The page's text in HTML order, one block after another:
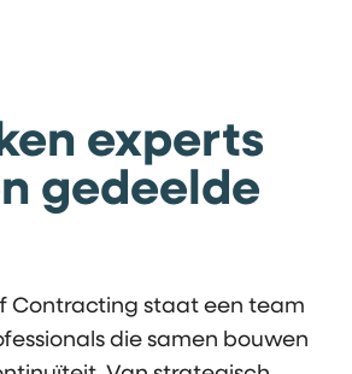
experts
gedeelde
Contracting staat een team
die samen bouwen